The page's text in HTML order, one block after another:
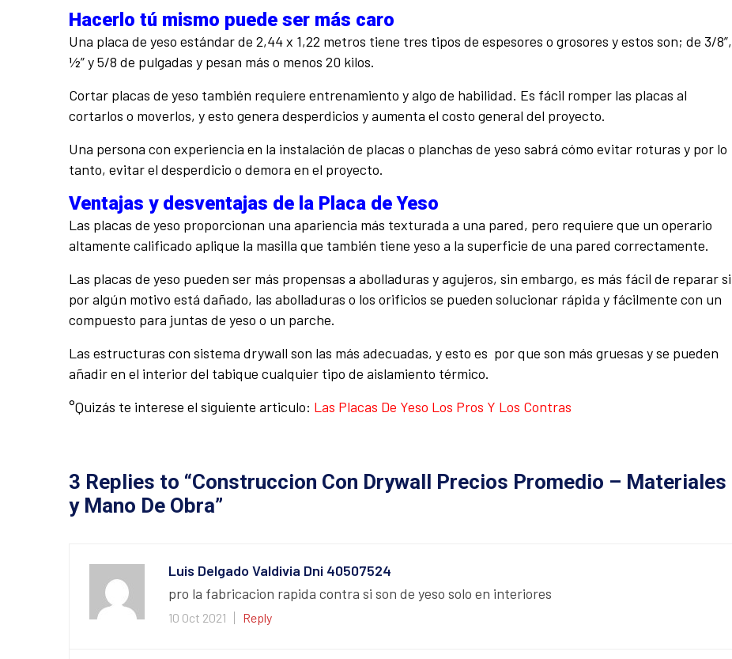
Hacerlo tú mismo puede ser más caro
Una placa de yeso estándar de 2,44 x 1,22 metros tiene tres tipos de espesores o grosores y estos son; de 3/8”,
½” y 5/8 de pulgadas y pesan más o menos 20 kilos.
Cortar placas de yeso también requiere entrenamiento y algo de habilidad. Es fácil romper las placas al
cortarlos o moverlos, y esto genera desperdicios y aumenta el costo general del proyecto.
Una persona con experiencia en la instalación de placas o planchas de yeso sabrá cómo evitar roturas y por lo
tanto, evitar el desperdicio o demora en el proyecto.
Ventajas y desventajas de la Placa de Yeso
Las placas de yeso proporcionan una apariencia más texturada a una pared, pero requiere que un operario
altamente calificado aplique la masilla que también tiene yeso a la superficie de una pared correctamente.
Las placas de yeso pueden ser más propensas a abolladuras y agujeros, sin embargo, es más fácil de reparar si
por algún motivo está dañado, las abolladuras o los orificios se pueden solucionar rápida y fácilmente con un
compuesto para juntas de yeso o un parche.
Las estructuras con sistema drywall son las más adecuadas, y esto es por que son más gruesas y se pueden
añadir en el interior del tabique cualquier tipo de aislamiento térmico.
°Quizás te interese el siguiente articulo: Las Placas De Yeso Los Pros Y Los Contras
3 Replies to “Construccion Con Drywall Precios Promedio – Materiales
y Mano De Obra”
Luis Delgado Valdivia Dni 40507524
pro la fabricacion rapida contra si son de yeso solo en interiores
10 Oct 2021 Reply